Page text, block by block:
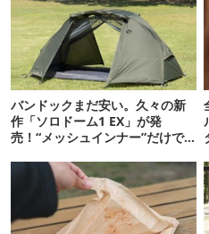
バンドックまだ安い。久々の新
作「ソロドーム1 EX」が発
売！“メッシュインナー”だけで